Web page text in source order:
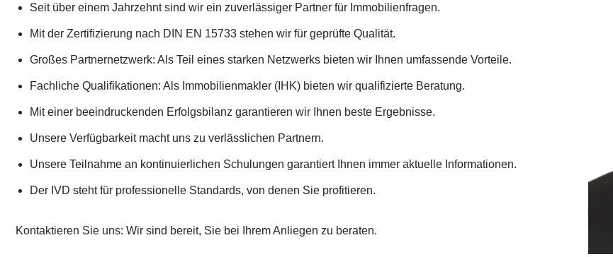
Seit über einem Jahrzehnt sind wir ein zuverlässiger Partner für Immobilienfragen.
Mit der Zertifizierung nach DIN EN 15733 stehen wir für geprüfte Qualität.
Großes Partnernetzwerk: Als Teil eines starken Netzwerks bieten wir Ihnen umfassende Vorteile.
Fachliche Qualifikationen: Als Immobilienmakler (IHK) bieten wir qualifizierte Beratung.
Mit einer beeindruckenden Erfolgsbilanz garantieren wir Ihnen beste Ergebnisse.
Unsere Verfügbarkeit macht uns zu verlässlichen Partnern.
Unsere Teilnahme an kontinuierlichen Schulungen garantiert Ihnen immer aktuelle Informationen.
Der IVD steht für professionelle Standards, von denen Sie profitieren.
Kontaktieren Sie uns: Wir sind bereit, Sie bei Ihrem Anliegen zu beraten.